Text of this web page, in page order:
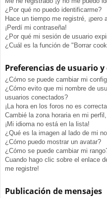
¿Por qué no puedo identificarme?
Hace un tiempo me registré, ¡pero
¡Perdí mi contraseña!
¿Por qué mi sesión de usuario
¿Cuál es la función de "Borrar
Preferencias de usuario
¿Cómo se puede cambiar mi
¿Cómo evito que mi nombre de
usuarios conectados?
¡La hora en los foros no es
Cambié la zona horaria en mi
¡Mi idioma no está en la lista!
¿Qué es la imagen al lado de mi
¿Cómo puedo mostrar un avatar?
¿Cómo se puede cambiar mi
Cuando hago clic sobre el enlace
me registre!
Publicación de mensajes